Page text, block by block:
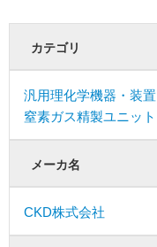
カテゴリ
汎用理化学機器・装置
窒素ガス精製ユニット
メーカ名
CKD株式会社